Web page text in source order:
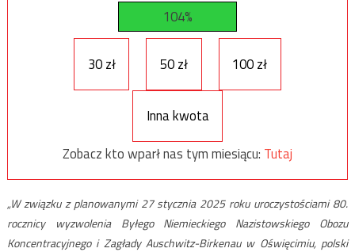
104%
30 zł 50 zł 100 zł
Inna kwota
Zobacz kto wparł nas tym miesiącu: Tutaj
„W związku z planowanymi 27 stycznia 2025 roku uroczystościami 80.
rocznicy wyzwolenia Byłego Niemieckiego Nazistowskiego Obozu
Koncentracyjnego i Zagłady Auschwitz-Birkenau w Oświęcimiu, polski